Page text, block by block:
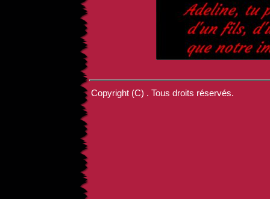
Copyright (C) . Tous droits réservés.